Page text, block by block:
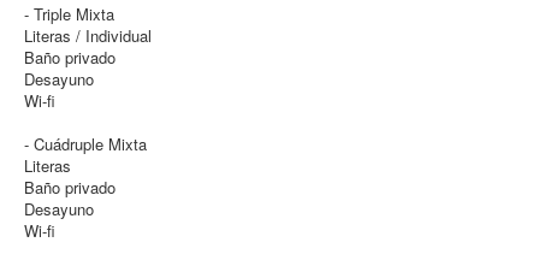
- Triple Mixta
Literas / Individual
Baño privado
Desayuno
Wi-fi
- Cuádruple Mixta
Literas
Baño privado
Desayuno
Wi-fi